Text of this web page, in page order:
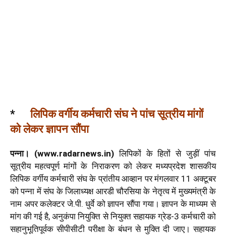
*
लिपिक वर्गीय कर्मचारी संघ ने पांच सूत्रीय मांगों
को लेकर ज्ञापनसौंपा
पन्ना। (www.radarnews.in)लिपिकों के हितों से जुड़ीं पांच
सूत्रीय महत्वपूर्ण मांगों के निराकरण को लेकर मध्यप्रदेश शासकीय
लिपिक वर्गीय कर्मचारी संघ के प्रांतीय आव्हान पर मंगलवार 11 अक्टूबर
को पन्ना में संघ के जिलाध्यक्ष आरडी चौरसिया के नेतृत्व में मुख्यमंत्री के
नाम अपर कलेक्टर जे.पी. धुर्वे को ज्ञापन सौंपा गया। ज्ञापन के माध्यम से
मांग की गई है, अनुकंपा नियुक्ति से नियुक्त सहायक ग्रेड-3 कर्मचारी को
सहानुभूतिपूर्वक सीपीसीटी परीक्षा के बंधन से मुक्ति दी जाए। सहायक